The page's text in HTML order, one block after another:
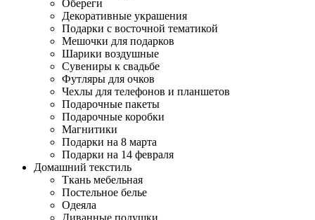
Обереги
Декоративные украшения
Подарки с восточной тематикой
Мешочки для подарков
Шарики воздушные
Сувениры к свадьбе
Футляры для очков
Чехлы для телефонов и планшетов
Подарочные пакеты
Подарочные коробки
Магнитики
Подарки на 8 марта
Подарки на 14 февраля
Домашний текстиль
Ткань мебельная
Постельное белье
Одеяла
Диванные подушки